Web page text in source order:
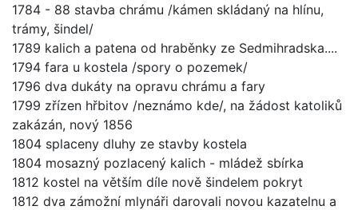
1784 - 88 stavba chrámu /kámen skládaný na hlínu,
trámy, šindel/
1789 kalich a patena od hraběnky ze Sedmihradska....
1794 fara u kostela /spory o pozemek/
1796 dva dukáty na opravu chrámu a fary
1799 zřízen hřbitov /neznámo kde/, na žádost katoliků
zakázán, nový 1856
1804 splaceny dluhy ze stavby kostela
1804 mosazný pozlacený kalich - mládež sbírka
1812 kostel na větším díle nově šindelem pokryt
1812 dva zámožní mlynáři darovali novou kazatelnu a